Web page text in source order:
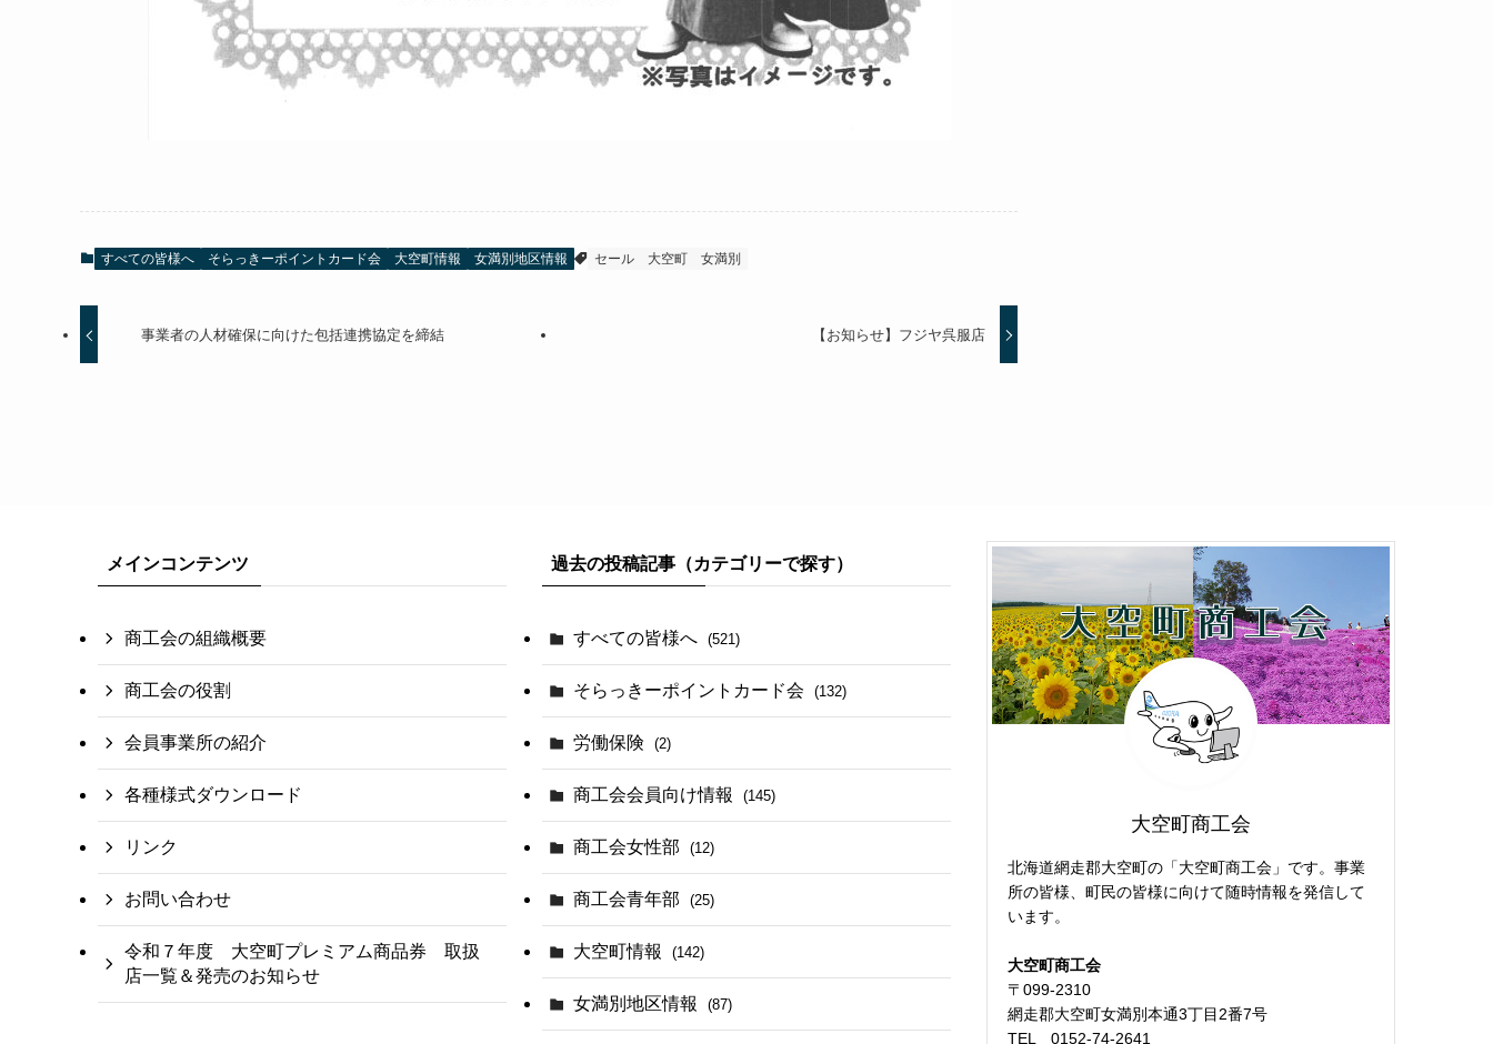
すべての皆様へ そらっきーポイントカード会 大空町情報 女満別地区情報 セール 大空町 女満別
事業者の人材確保に向けた包括連携協定を締結 【お知らせ】フジヤ呉服店
メインコンテンツ
商工会の組織概要
商工会の役割
会員事業所の紹介
各種様式ダウンロード
リンク
お問い合わせ
令和７年度 大空町プレミアム商品券 取扱
店一覧＆発売のお知らせ
過去の投稿記事（カテゴリーで探す）
すべての皆様へ (521)
そらっきーポイントカード会 (132)
労働保険 (2)
商工会会員向け情報 (145)
商工会女性部 (12)
商工会青年部 (25)
大空町情報 (142)
女満別地区情報 (87)
大空町商工会
北海道網走郡大空町の「大空町商工会」です。事業
所の皆様、町民の皆様に向けて随時情報を発信して
います。
大空町商工会
〒099-2310
網走郡大空町女満別本通3丁目2番7号
TEL 0152-74-2641